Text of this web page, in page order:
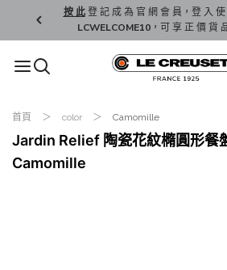
按 此登 記 成 為 官 網 會 員，登 入
LCWELCOME10，可 享 正 價 貨
首頁 color Camomille
Jardin Relief 陶瓷花紋橢圓形餐
Camomille